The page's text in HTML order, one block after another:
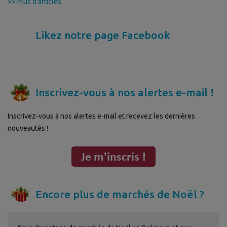
Likez notre page Facebook
Inscrivez-vous à nos alertes e-mail !
Inscrivez-vous à nos alertes e-mail et recevez les dernières
nouveautés !
Encore plus de marchés de Noël ?